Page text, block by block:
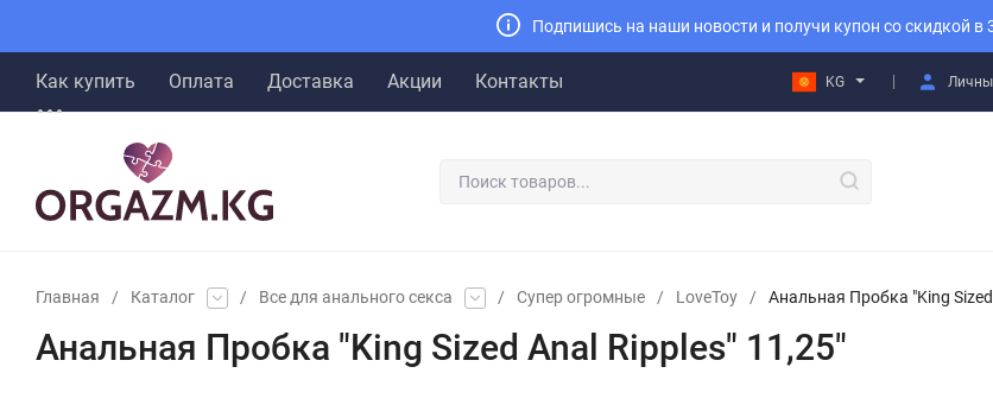
Подпишись на наши новости и получи купон со скидкой в
Как купить Оплата Доставка Акции Контакты KG
Главная / Каталог / Все для анального секса / Супер огромные / LoveToy / Анальная Пробка "King
Анальная Пробка "King Sized Anal Ripples" 11,25"